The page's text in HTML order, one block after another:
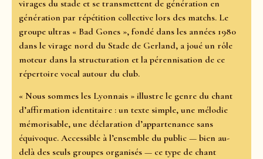
virages du stade et se transmettent de génération en
génération par répétition collective lors des matchs. Le
groupe ultras « Bad Gones », fondé dans les années 1980
dans le virage nord du Stade de Gerland, a joué un rôle
moteur dans la structuration et la pérennisation de ce
répertoire vocal autour du club.
« Nous sommes les Lyonnais » illustre le genre du chant
d’affirmation identitaire : un texte simple, une mélodie
mémorisable, une déclaration d’appartenance sans
équivoque. Accessible à l’ensemble du public — bien au-
delà des seuls groupes organisés — ce type de chant